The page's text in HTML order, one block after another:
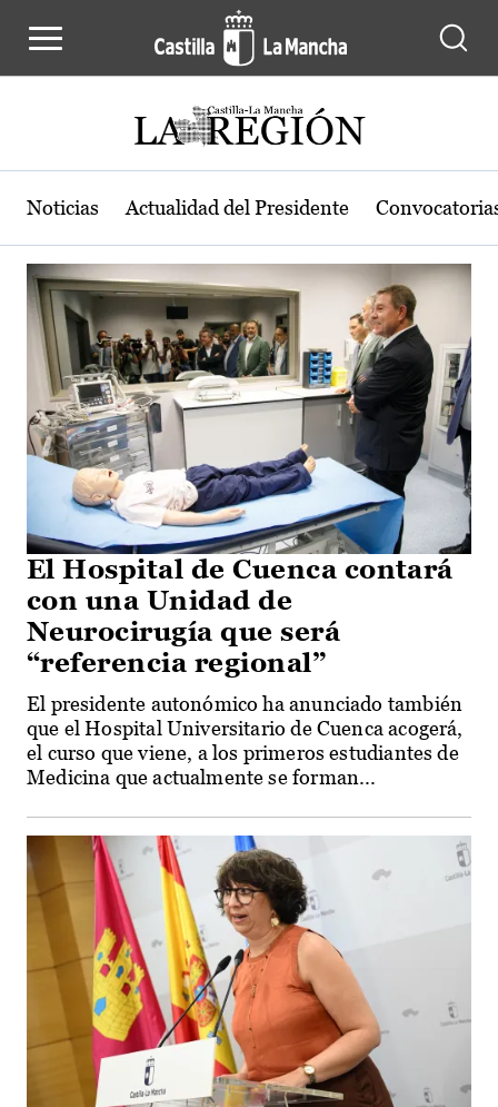
Actualidad de la región de Castilla-
Noticias Actualidad del Presidente
El Hospital de Cuenca contará
con una Unidad de
Neurocirugía que será
“referencia regional”
El presidente autonómico ha anunciado también
que el Hospital Universitario de Cuenca acogerá,
el curso que viene, a los primeros estudiantes de
Medicina que actualmente se forman...